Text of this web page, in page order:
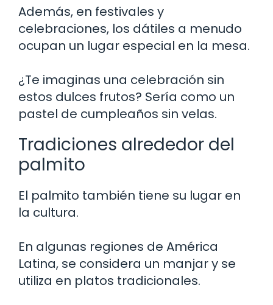
Además, en festivales y
celebraciones, los dátiles a menudo
ocupan un lugar especial en la mesa.
¿Te imaginas una celebración sin
estos dulces frutos? Sería como un
pastel de cumpleaños sin velas.
Tradiciones alrededor del
palmito
El palmito también tiene su lugar en
la cultura.
En algunas regiones de América
Latina, se considera un manjar y se
utiliza en platos tradicionales.